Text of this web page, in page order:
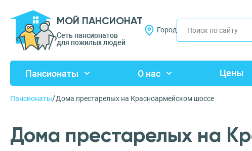
МОЙ ПАНСИОНАТ
Сеть пансионатов
для пожилых людей
Город
Пансионаты О нас Цены
Пансионаты/Дома престарелых на Красноармейском шоссе
Дома престарелых на